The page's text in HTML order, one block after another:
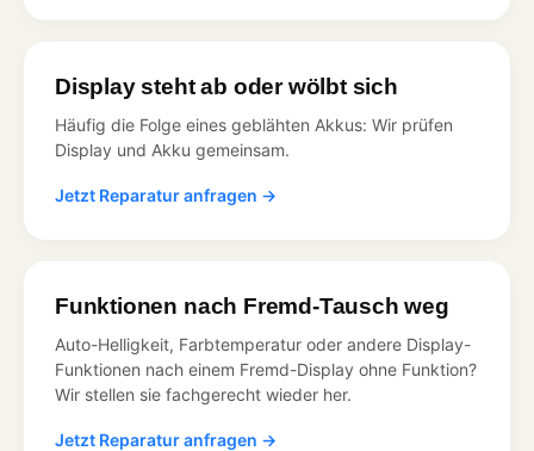
Display steht ab oder wölbt sich
Häufig die Folge eines geblähten Akkus: Wir prüfen
Display und Akku gemeinsam.
Jetzt Reparatur anfragen →
Funktionen nach Fremd-Tausch weg
Auto-Helligkeit, Farbtemperatur oder andere Display-
Funktionen nach einem Fremd-Display ohne Funktion?
Wir stellen sie fachgerecht wieder her.
Jetzt Reparatur anfragen →